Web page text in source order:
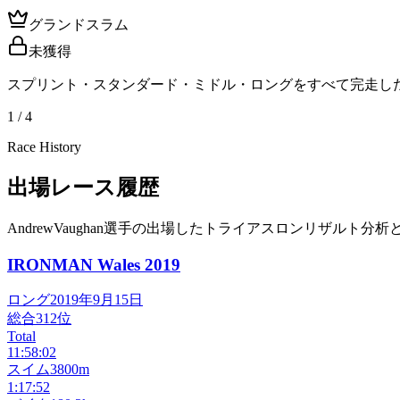
グランドスラム
未獲得
スプリント・スタンダード・ミドル・ロングをすべて完走し
1 / 4
Race History
出場レース履歴
AndrewVaughan選手の出場したトライアスロンリザルト分析
IRONMAN Wales 2019
ロング2019年9月15日
総合312位
Total
11:58:02
スイム3800m
1:17:52